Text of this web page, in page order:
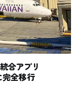
合アプリ
完全移行